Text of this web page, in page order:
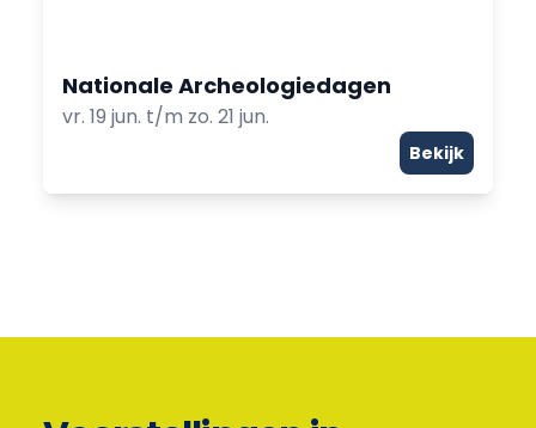
Nationale Archeologiedagen
vr. 19 jun. t/m zo. 21 jun.
Bekijk